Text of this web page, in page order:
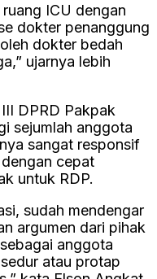
ICU dengan
dokter penanggung
dokter bedah
ujarnya lebih
DPRD Pakpak
sejumlah anggota
sangat responsif
cepat
untuk RDP.
sudah mendengar
argumen dari pihak
anggota
atau protap